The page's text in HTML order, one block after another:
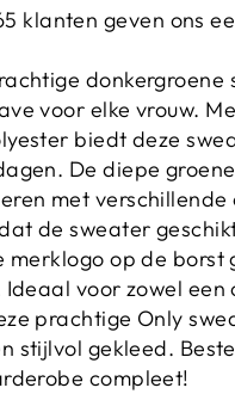
klanten geven ons
voor elke vrouw.
biedt deze
De diepe
met
de sweater
merklogo op de
Ideaal voor zowel
prachtige Only
stijlvol gekleed.
compleet!